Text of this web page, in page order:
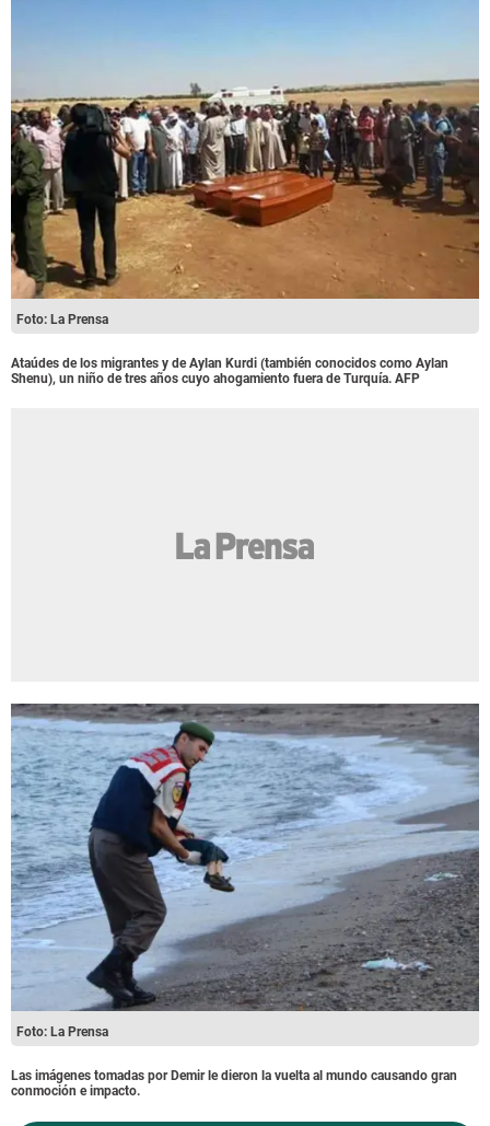
Foto: La Prensa
Ataúdes de los migrantes y de Aylan Kurdi (también conocidos como Aylan
Shenu), un niño de tres años cuyo ahogamiento fuera de Turquía. AFP
Foto: La Prensa
Las imágenes tomadas por Demir le dieron la vuelta al mundo causando gran
conmoción e impacto.